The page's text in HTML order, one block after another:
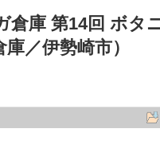
倉庫 第14回 ボタ
／伊勢崎市）